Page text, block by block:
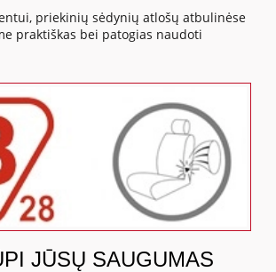
priekinių sėdynių atlošų atbulinėse
praktiškas bei patogias naudoti
JŪSŲ SAUGUMAS